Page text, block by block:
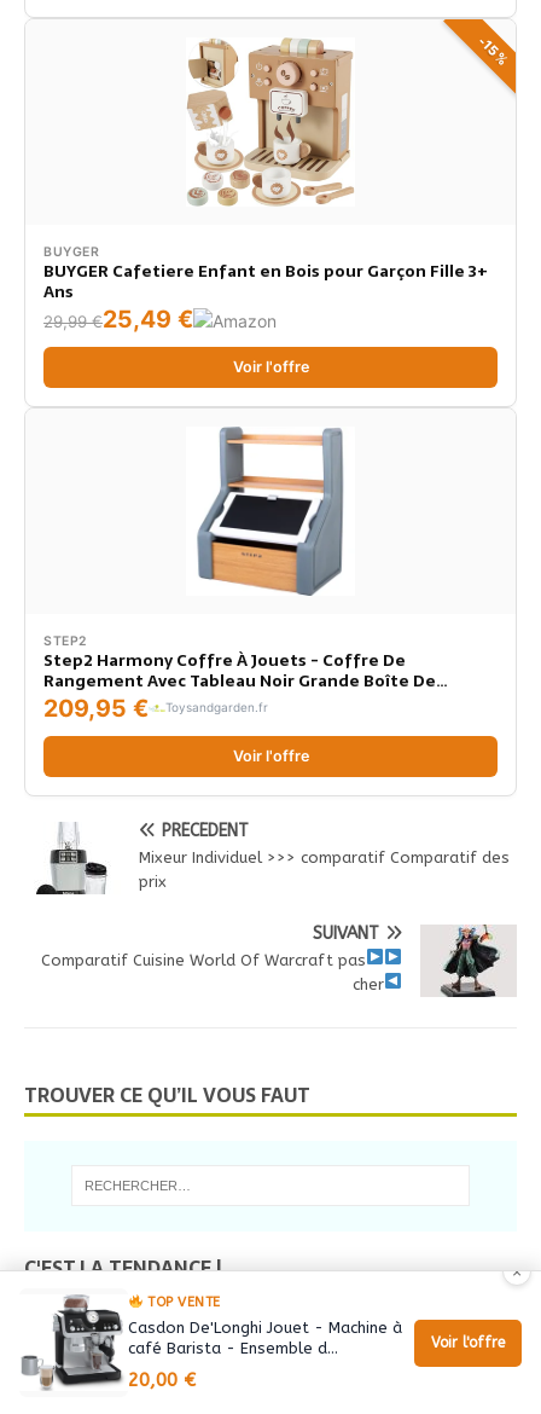
-15%
BUYGER
BUYGER Cafetiere Enfant en Bois pour Garçon Fille 3+
Ans
29,99 €25,49 €
Voir l'offre
STEP2
Step2 Harmony Coffre À Jouets - Coffre De
Rangement Avec Tableau Noir Grande Boîte De
Rangement, Étagère Et Coffre Pour Chambre
D'Enfant Rangement Pour Jouets, Organiseur Stable
96 × 79 × 53 Cm
209,95 € Toysandgarden.fr
Voir l'offre
PRÉCÉDENT
Mixeur Individuel >>> comparatif Comparatif des
prix
SUIVANT
Comparatif Cuisine World Of Warcraftpas
cher
TROUVER CE QU’IL VOUS FAUT
C'EST LA TENDANCE !
Test Casserole Kopf -14 % cliquez ICI pour en bénéficier
6 views
Grille Pain Wmf Kitchenminis Pas Cher ◁
×
TOP VENTE
Casdon De'Longhi Jouet - Machine à
café Barista - Ensemble d…
20,00 €
Voir l'offre